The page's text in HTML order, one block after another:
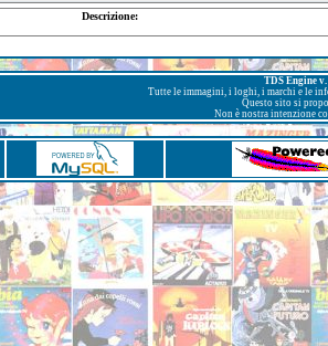
Descrizione:
TDS Engine
Tutte le immagini, i loghi, i marchi e le
Questo sito si
Non è nostra intenzione